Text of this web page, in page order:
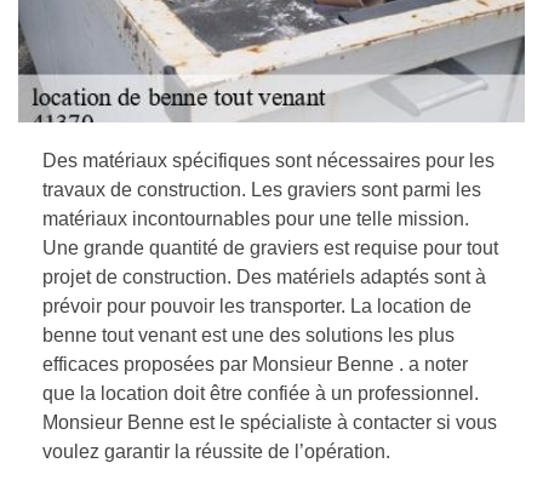
Des matériaux spécifiques sont nécessaires pour les
travaux de construction. Les graviers sont parmi les
matériaux incontournables pour une telle mission.
Une grande quantité de graviers est requise pour tout
projet de construction. Des matériels adaptés sont à
prévoir pour pouvoir les transporter. La location de
benne tout venant est une des solutions les plus
efficaces proposées par Monsieur Benne . a noter
que la location doit être confiée à un professionnel.
Monsieur Benne est le spécialiste à contacter si vous
voulez garantir la réussite de l’opération.